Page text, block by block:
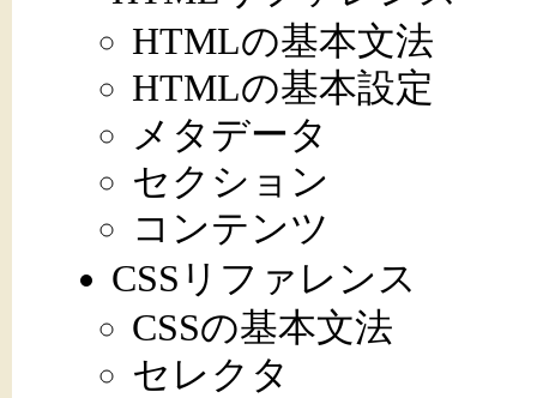
HTMLの基本文法
HTMLの基本設定
メタデータ
セクション
コンテンツ
CSSリファレンス
CSSの基本文法
セレクタ